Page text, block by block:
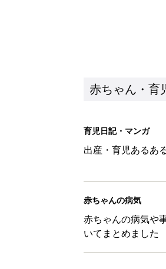
赤ちゃん・育
育児日記・マンガ
出産・育児あるあ
赤ちゃんの病気
赤ちゃんの病気や
いてまとめました